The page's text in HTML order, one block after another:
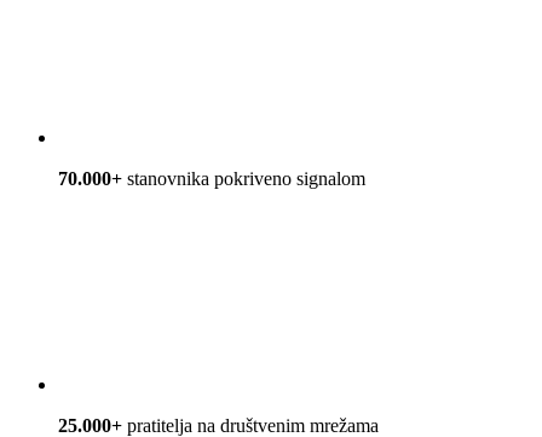
70.000+ stanovnika pokriveno signalom
25.000+ pratitelja na društvenim mrežama